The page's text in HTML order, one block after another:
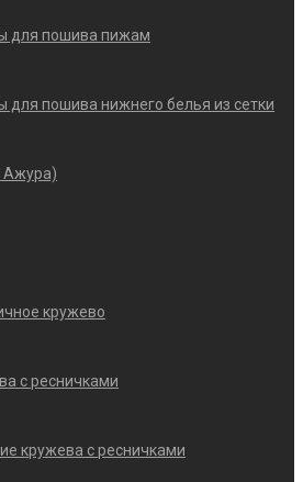
для пошива пижам
для пошива нижнего белья из сетки
Ажура)
кружево
с ресничками
кружева с ресничками